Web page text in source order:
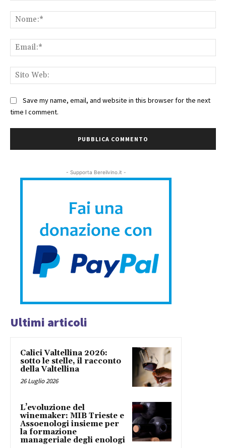
Save my name, email, and website in this browser for the next
time I comment.
- Supporta Bereilvino.it -
Ultimi articoli
Calici Valtellina 2026:
sotto le stelle, il racconto
della Valtellina
26 Luglio 2026
L’evoluzione del
winemaker: MIB Trieste e
Assoenologi insieme per
la formazione
manageriale degli enologi